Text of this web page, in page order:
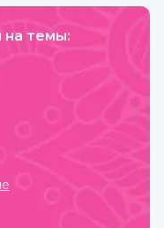
можете
поющей чашей.
на темы: